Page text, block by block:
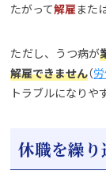
たがって解雇また
ただし、うつ病が
解雇できません（
トラブルになりや
休職を繰